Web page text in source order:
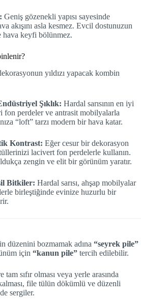
Geniş gözenekli yapısı sayesinde
akışını asla kesmez. Evcil dostunuzun
hava keyfi bölünmez.
yıldızı yapacak kombin
Şıklık: Hardal sarısının en iyi
perdeler ve antrasit mobilyalarla
“loft” tarzı modern bir hava katar.
Kontrast: Eğer cesur bir dekorasyon
lacivert fon perdelerle kullanın.
zengin ve elit bir görünüm yaratır.
Bitkiler: Hardal sarısı, ahşap mobilyalar
birleştiğinde evinize huzurlu bir
düzenini bozmamak adına “seyrek pile”
için “kanun pile” tercih edilebilir.
tam sıfır olması veya yerle arasında
file tülün dökümlü ve düzenli
sergiler.